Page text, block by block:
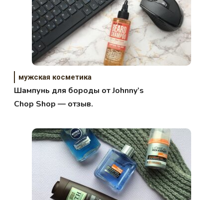
мужская косметика
Шампунь для бороды от Johnny’s
Chop Shop — отзыв.